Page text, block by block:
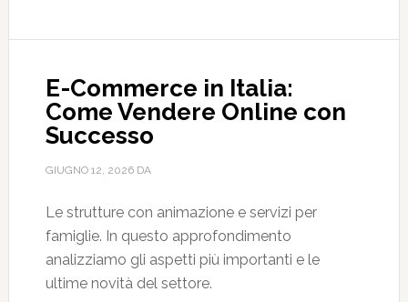
E-Commerce in Italia:
Come Vendere Online con
Successo
GIUGNO 12, 2026DA
Le strutture con animazione e servizi per
famiglie. In questo approfondimento
analizziamo gli aspetti più importanti e le
ultime novità del settore.